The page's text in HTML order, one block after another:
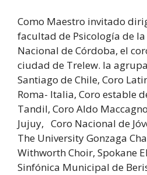
Como Maestro invitado
facultad de Psicología de
Nacional de Córdoba, el
ciudad de Trelew. la
Santiago de Chile, Coro
Roma- Italia, Coro estable
Tandil, Coro Aldo
Jujuy, Coro Nacional de
The University Gonzaga
Withworth Choir, Spokane
Sinfónica Municipal de